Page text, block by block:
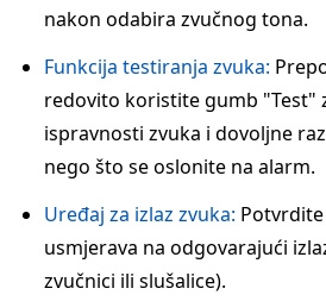
nakon odabira zvučnog tona.
Funkcija testiranja zvuka:
redovito koristite gumb "Test"
ispravnosti zvuka i dovoljne
nego što se oslonite na alarm.
Uređaj za izlaz zvuka:
usmjerava na odgovarajući
zvučnici ili slušalice).